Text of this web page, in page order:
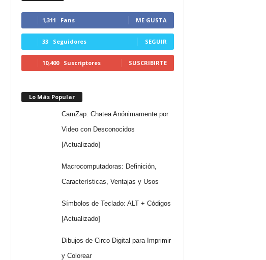
1,311 Fans ME GUSTA
33 Seguidores SEGUIR
10,400 Suscriptores SUSCRIBIRTE
Lo Más Popular
CamZap: Chatea Anónimamente por
Video con Desconocidos
[Actualizado]
Macrocomputadoras: Definición,
Características, Ventajas y Usos
Símbolos de Teclado: ALT + Códigos
[Actualizado]
Dibujos de Circo Digital para Imprimir
y Colorear